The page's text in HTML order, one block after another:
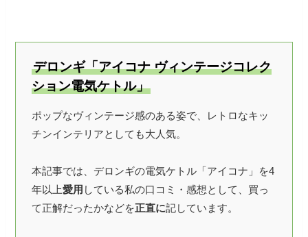
デロンギ「アイコナ ヴィンテージコレク
ション電気ケトル」
ポップなヴィンテージ感のある姿で、レトロなキッ
チンインテリアとしても大人気。
本記事では、デロンギの電気ケトル「アイコナ」を4
年以上愛用 している私の口コミ・感想として、買っ
て正解だったかなどを正直に記しています。